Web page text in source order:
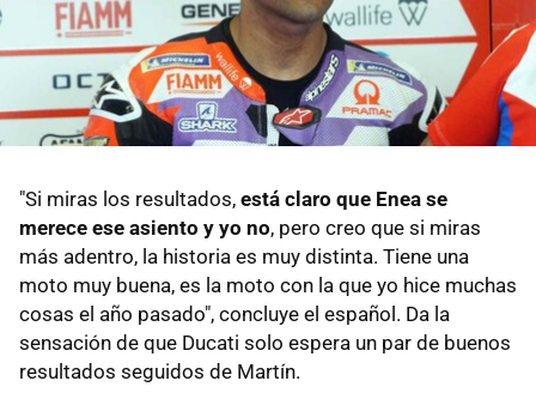
"Si miras los resultados, está claro que Enea se
merece ese asiento y yo no, pero creo que si miras
más adentro, la historia es muy distinta. Tiene una
moto muy buena, es la moto con la que yo hice muchas
cosas el año pasado", concluye el español. Da la
sensación de que Ducati solo espera un par de buenos
resultados seguidos de Martín.